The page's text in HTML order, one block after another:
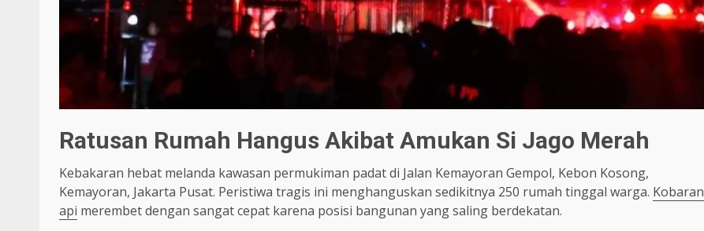
Ratusan Rumah Hangus Akibat Amukan Si Jago Merah
Kebakaran hebat melanda kawasan permukiman padat di Jalan Kemayoran Gempol, Kebon Kosong,
Kemayoran, Jakarta Pusat. Peristiwa tragis ini menghanguskan sedikitnya 250 rumah tinggal warga. Kobaran
api merembet dengan sangat cepat karena posisi bangunan yang saling berdekatan.